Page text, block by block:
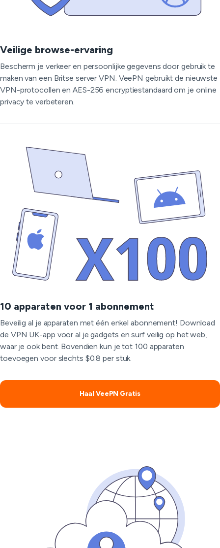
Veilige browse-ervaring
Bescherm je verkeer en persoonlijke gegevens door gebruik te
maken van een Britse server VPN. VeePN gebruikt de nieuwste
VPN-protocollen en AES-256 encryptiestandaard om je online
privacy te verbeteren.
10 apparaten voor 1 abonnement
Beveilig al je apparaten met één enkel abonnement! Download
de VPN UK-app voor al je gadgets en surf veilig op het web,
waar je ook bent. Bovendien kun je tot 100 apparaten
toevoegen voor slechts $0.8 per stuk.
Haal VeePN Gratis